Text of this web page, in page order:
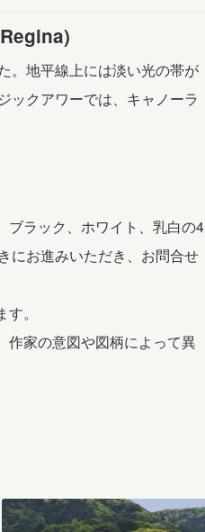
。地平線上には淡い光の帯が
ックアワーでは、キャノーラ
ブラック、ホワイト、乳白の4
にお進みいただき、お問合せ
。
作家の意図や図柄によって異